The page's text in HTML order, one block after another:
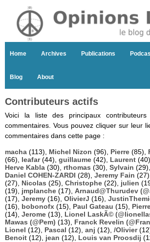
Home Archives Publications
Blog About
Contributeurs actifs
Voici la liste des principaux
commentaires. Vous pouvez cliquer sur leur
commentaires dans cette page :
macha (113), Michel Nizon (96), Pierre (85),
(66), leafar(44), guillaume (42), Laurent (40),
Herve Kabla (30), rthomas (30), Sylvain (29),
Daniel COHEN-ZARDI (28), Jeremy Fain (27),
(27), Nicolas (25), Christophe (22), julien
(19), jmplanche (17), Arnaud@Thurudev
(17), Jeremy (16), OlivierJ (16),
(16), bobonofx (15), Paul Gateau (15),
(14), Jerome (13), Lionel LaskÃ©
Mawas (@Pem) (13), Franck Revelin
Lionel (12), Pascal (12), anj (12), /Olivier
Benoit (12), jean (12), Louis van Proosdij